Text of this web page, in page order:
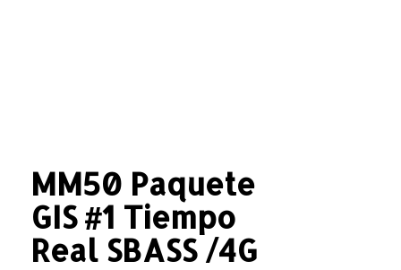
MM50 Paquete
GIS #1 Tiempo
Real SBASS /4G